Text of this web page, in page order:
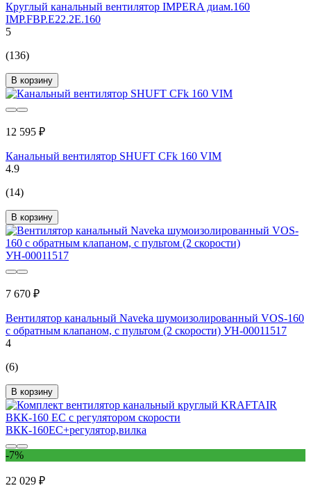
Круглый канальный вентилятор IMPERA диам.160
IMP.FBP.E22.2E.160
5
(136)
В корзину
12 595 ₽
Канальный вентилятор SHUFT CFk 160 VIM
4.9
(14)
В корзину
7 670 ₽
Вентилятор канальный Naveka шумоизолированный VOS-160
с обратным клапаном, с пультом (2 скорости) УН-00011517
4
(6)
В корзину
-7%
22 029 ₽